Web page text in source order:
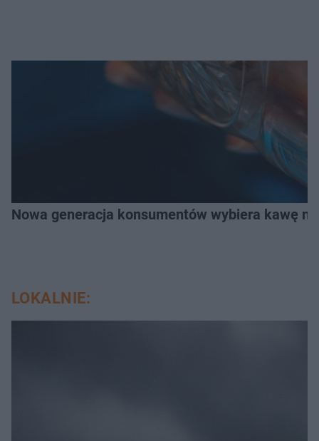
Nowa generacja konsumentów wybiera kawę
LOKALNIE: